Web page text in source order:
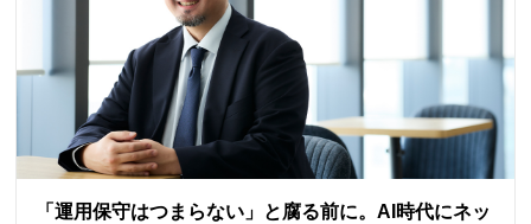
「運用保守はつまらない」と腐る前に。AI時代にネッ